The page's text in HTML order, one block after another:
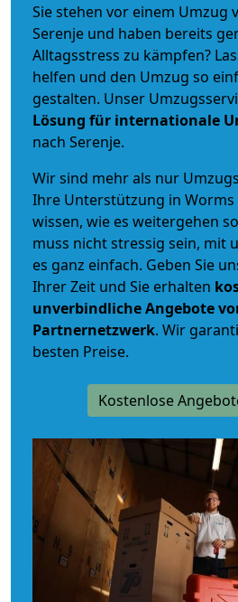
Sie stehen vor einem Umzug
Serenje und haben bereits
Alltagsstress zu kämpfen?
helfen und den Umzug so
gestalten. Unser
Lösung für internationale
nach Serenje.
Wir sind mehr als nur
Ihre Unterstützung in Worms
wissen, wie es weitergehen
muss nicht stressig sein, mit
es ganz einfach. Geben Sie
Ihrer Zeit und Sie erhalten
unverbindlicheAngebote
Partnernetzwerk. Wir
besten Preise.
Kostenlose